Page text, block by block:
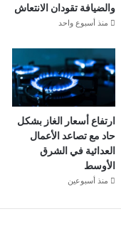
والضيافة تقودان الانتعاش
منذ أسبوع واحد
ارتفاع أسعار الغاز بشكل
حاد مع تصاعد الأعمال
العدائية في الشرق
الأوسط
منذ أسبوعين